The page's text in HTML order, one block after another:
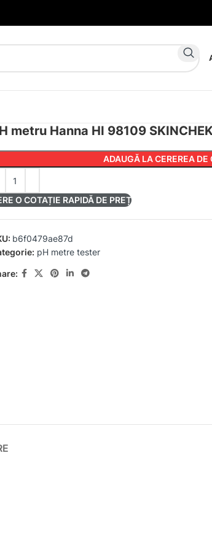
metru Hanna HI 98109
ADAUGĂ LA CEREREA DE
O COTAȚIE RAPIDĂ DE PREȚ
b6f0479ae87d
pH metre tester